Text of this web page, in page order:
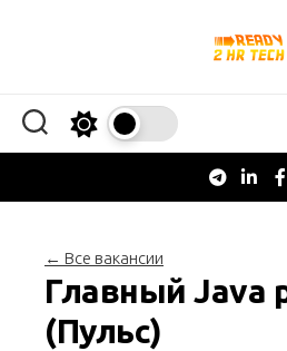
← Все вакансии
Главный Java
(Пульс)